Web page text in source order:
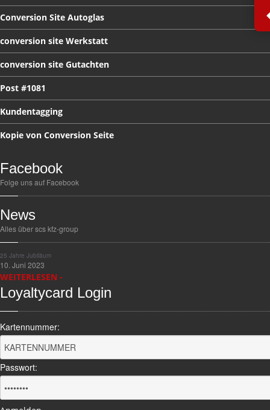
ITSystembetreuung
UNTERNEHMEN
SCSkfz-group
Kontakt
Impressum
AGB
Conversion Site Autoglas
conversion site Werkstatt
conversion site Gutachten
Post #1081
Kundentagging
Kopie von Conversion Seite
Facebook
Folge uns auf Facebook
News
Alles über scs kfz-group
25 Jahre Jubiläum
10. Juni 2023
WEITERLESEN -
Loyaltycard Login
Kartennummer:
Passwort: